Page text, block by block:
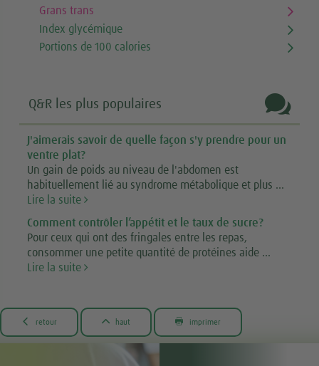
Grans trans
Index glycémique
Portions de 100 calories
Q&R les plus populaires 
J'aimerais savoir de quelle façon s'y prendre pour un
ventre plat?
Un gain de poids au niveau de l'abdomen est
habituellement lié au syndrome métabolique et plus ...
Lire la suite
Comment contrôler l’appétit et le taux de sucre?
Pour ceux qui ont des fringales entre les repas,
consommer une petite quantité de protéines aide ...
Lire la suite
 retour  haut  imprimer